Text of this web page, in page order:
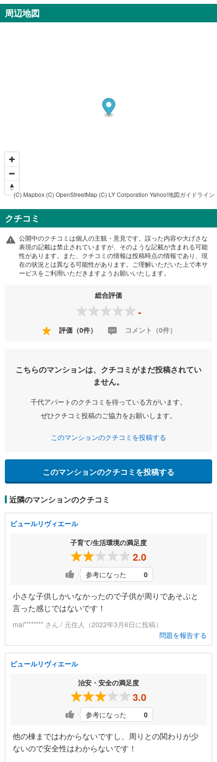
周辺地図
(C) Mapbox (C) OpenStreetMap (C) LY Corporation Yahoo!地図ガイドライン
クチコミ
公開中のクチコミは個人の主観・意見です。誤った内容や大げさな
表現の記載は禁止されていますが、そのような記載が含まれる可能
性があります。また、クチコミの情報は投稿時点の情報であり、現
在の状況とは異なる可能性があります。ご理解いただいた上で本サ
ービスをご利用いただきますようお願いいたします。
総合評価
-
評価（0件） コメント（0件）
こちらのマンションは、クチコミがまだ投稿されてい
ません。
千代アパートのクチコミを待っている方がいます。
ぜひクチコミ投稿のご協力をお願いします。
このマンションのクチコミを投稿する
このマンションのクチコミを投稿する
近隣のマンションのクチコミ
ピュールリヴィエール
子育て/生活環境の満足度
2.0
参考になった 0
小さな子供しかいなかったので子供が周りであそぶと
言った感じではないです！
mai******** さん / 元住人（2022年3月6日に投稿）
問題を報告する
ピュールリヴィエール
治安・安全の満足度
3.0
参考になった 0
他の棟まではわからないですし、周りとの関わりが少
ないので安全性はわからないです！